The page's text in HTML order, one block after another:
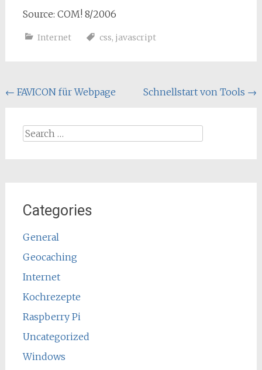
Source: COM! 8/2006
Internet css, javascript
Post
← FAVICON für Webpage Schnellstart von Tools →
Search
Categories
General
Geocaching
Internet
Kochrezepte
Raspberry Pi
Uncategorized
Windows